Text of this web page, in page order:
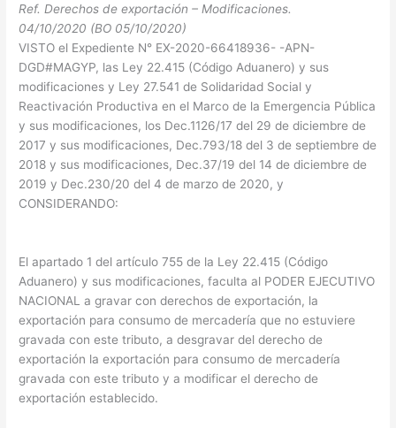
Ref. Derechos de exportación – Modificaciones.
04/10/2020 (BO 05/10/2020)
VISTO el Expediente N° EX-2020-66418936- -APN-
DGD#MAGYP, las Ley 22.415 (Código Aduanero) y sus
modificaciones y Ley 27.541 de Solidaridad Social y
Reactivación Productiva en el Marco de la Emergencia Pública
y sus modificaciones, los Dec.1126/17 del 29 de diciembre de
2017 y sus modificaciones, Dec.793/18 del 3 de septiembre de
2018 y sus modificaciones, Dec.37/19 del 14 de diciembre de
2019 y Dec.230/20 del 4 de marzo de 2020, y
CONSIDERANDO:
El apartado 1 del artículo 755 de la Ley 22.415 (Código
Aduanero) y sus modificaciones, faculta al PODER EJECUTIVO
NACIONAL a gravar con derechos de exportación, la
exportación para consumo de mercadería que no estuviere
gravada con este tributo, a desgravar del derecho de
exportación la exportación para consumo de mercadería
gravada con este tributo y a modificar el derecho de
exportación establecido.